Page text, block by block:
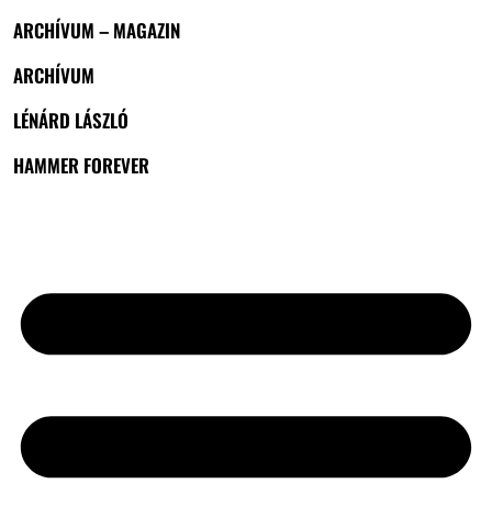
ARCHÍVUM – MAGAZIN
ARCHÍVUM
LÉNÁRD LÁSZLÓ
HAMMER FOREVER